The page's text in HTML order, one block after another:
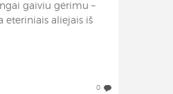
gaiviu gėrimu –
eteriniais aliejais iš
0